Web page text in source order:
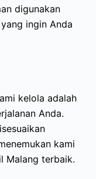
digunakan
ingin Anda
kelola adalah
Anda.
kami
Malang terbaik.